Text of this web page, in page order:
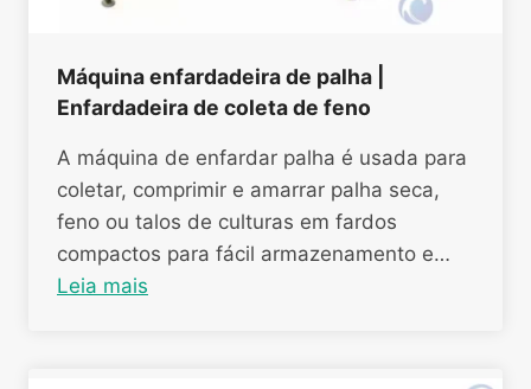
Máquina enfardadeira de palha |
Enfardadeira de coleta de feno
A máquina de enfardar palha é usada para
coletar, comprimir e amarrar palha seca,
feno ou talos de culturas em fardos
compactos para fácil armazenamento e…
Leia mais